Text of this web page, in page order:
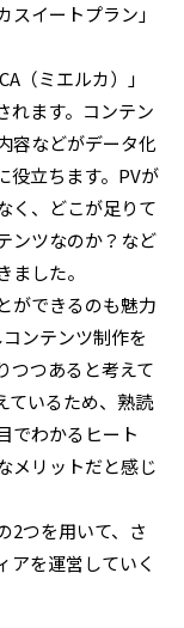
イートプラン」
（ミエルカ）」
れます。コンテン
容などがデータ化
役立ちます。PVが
く、どこが足りて
ンツなのか？など
した。
ができるのも魅力
ンテンツ制作を
つつあると考えて
ているため、熟読
でわかるヒート
メリットだと感じ
つを用いて、さ
アを運営していく